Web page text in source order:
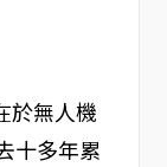
於無人機
十多年累